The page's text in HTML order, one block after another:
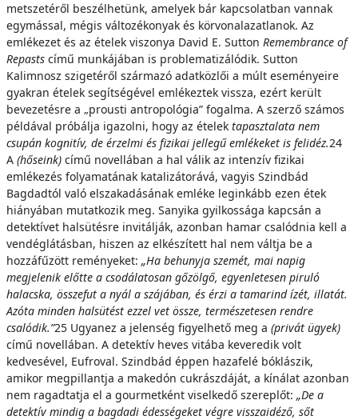
metszetéről beszélhetünk, amelyek bár kapcsolatban vannak
egymással, mégis változékonyak és körvonalazatlanok. Az
emlékezet és az ételek viszonya David E. Sutton Remembrance of
Repasts című munkájában is problematizálódik. Sutton
Kalimnosz szigetéről származó adatközlői a múlt eseményeire
gyakran ételek segítségével emlékeztek vissza, ezért került
bevezetésre a „prousti antropológia” fogalma. A szerző számos
példával próbálja igazolni, hogy az ételek tapasztalata nem
csupán kognitív, de érzelmi és fizikai jellegű emlékeket is felidéz.24
A (hőseink) című novellában a hal válik az intenzív fizikai
emlékezés folyamatának katalizátorává, vagyis Szindbád
Bagdadtól való elszakadásának emléke leginkább ezen étek
hiányában mutatkozik meg. Sanyika gyilkossága kapcsán a
detektívet halsütésre invitálják, azonban hamar csalódnia kell a
vendéglátásban, hiszen az elkészített hal nem váltja be a
hozzáfűzött reményeket: „Ha behunyja szemét, mai napig
megjelenik előtte a csodálatosan gőzölgő, egyenletesen piruló
halacska, összefut a nyál a szájában, és érzi a tamarind ízét, illatát.
Azóta minden halsütést ezzel vet össze, természetesen rendre
csalódik.”25 Ugyanez a jelenség figyelhető meg a (privát ügyek)
című novellában. A detektív heves vitába keveredik volt
kedvesével, Eufroval. Szindbád éppen hazafelé bóklászik,
amikor megpillantja a makedón cukrászdáját, a kínálat azonban
nem ragadtatja el a gourmetként viselkedő szereplőt: „De a
detektív mindig a bagdadi édességeket végre visszaidéző, sőt